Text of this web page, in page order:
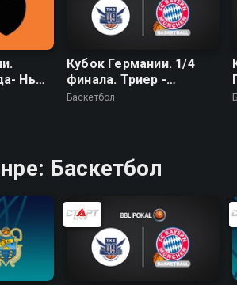
Нью
Кубок Германии. 1/4
финала. Триер -
Бавария
Баскетбол
Баскетбол